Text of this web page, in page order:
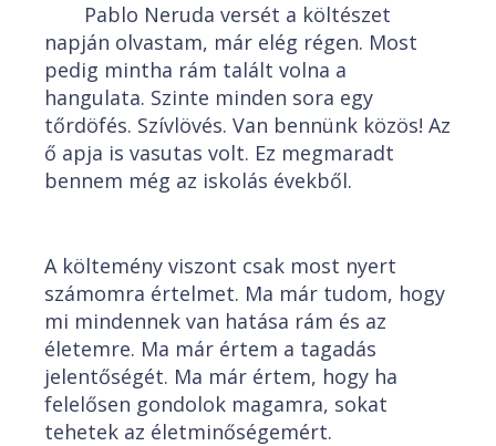
Pablo Neruda versét a költészet
napján olvastam, már elég régen. Most
pedig mintha rám talált volna a
hangulata. Szinte minden sora egy
tőrdöfés. Szívlövés. Van bennünk közös! Az
ő apja is vasutas volt. Ez megmaradt
bennem még az iskolás évekből.
A költemény viszont csak most nyert
számomra értelmet. Ma már tudom, hogy
mi mindennek van hatása rám és az
életemre. Ma már értem a tagadás
jelentőségét. Ma már értem, hogy ha
felelősen gondolok magamra, sokat
tehetek az életminőségemért.